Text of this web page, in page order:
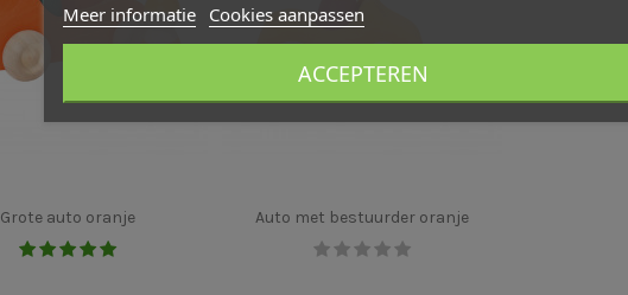
Grote auto oranje Auto met bestuurder oranje
Meer informatie Cookies aanpassen
ACCEPTEREN